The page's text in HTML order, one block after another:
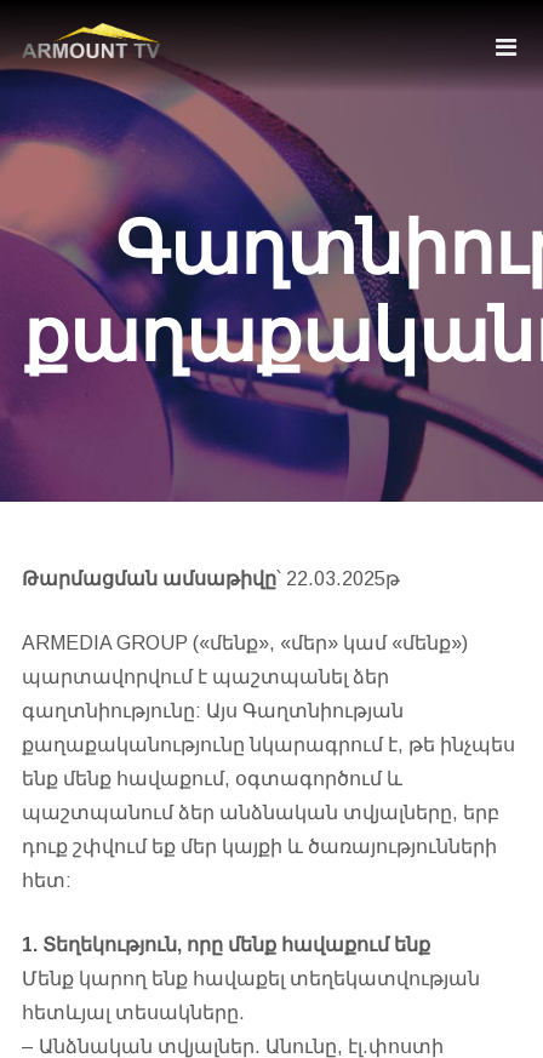
Թարմացման ամսաթիվը՝ 22.03.2025թ
ARMEDIA GROUP («մենք», «մեր» կամ «մենք»)
պարտավորվում է պաշտպանել ձեր
գաղտնիությունը: Այս Գաղտնիության
քաղաքականությունը նկարագրում է, թե ինչպես
ենք մենք հավաքում, օգտագործում և
պաշտպանում ձեր անձնական տվյալները, երբ
դուք շփվում եք մեր կայքի և ծառայությունների
հետ:
1. Տեղեկություն, որը մենք հավաքում ենք
Մենք կարող ենք հավաքել տեղեկատվության
հետևյալ տեսակները.
– Անձնական տվյալներ. Անունը, էլ.փոստի